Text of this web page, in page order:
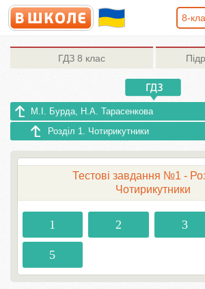
8-
ГДЗ 8 клас
М.І. Бурда, Н.А. Тарасенкова
Розділ 1. Чотирикутники
Тестові завдання №1 -
Чотирикутники
1 2 3
5